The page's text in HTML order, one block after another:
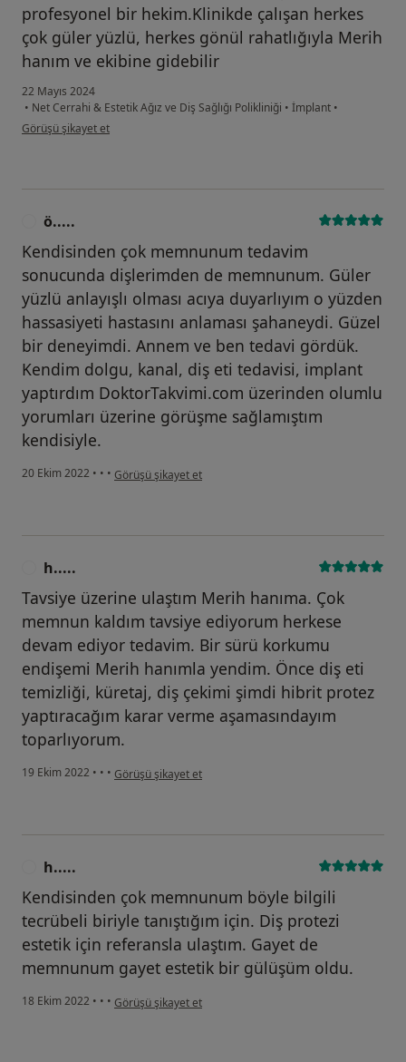
profesyonel bir hekim.Klinikde çalışan herkes
çok güler yüzlü, herkes gönül rahatlığıyla Merih
hanım ve ekibine gidebilir
22 Mayıs 2024
• Net Cerrahi & Estetik Ağız ve Diş Sağlığı Polikliniği • İmplant •
kullanıcının görüşüne göre b....z
Görüşü şikayet et
ö.....
Kendisinden çok memnunum tedavim
sonucunda dişlerimden de memnunum. Güler
yüzlü anlayışlı olması acıya duyarlıyım o yüzden
hassasiyeti hastasını anlaması şahaneydi. Güzel
bir deneyimdi. Annem ve ben tedavi gördük.
Kendim dolgu, kanal, diş eti tedavisi, implant
yaptırdım DoktorTakvimi.com üzerinden olumlu
yorumları üzerine görüşme sağlamıştım
kendisiyle.
20 Ekim 2022 • • • kullanıcının görüşüne göre ö.....
Görüşü şikayet et
h.....
Tavsiye üzerine ulaştım Merih hanıma. Çok
memnun kaldım tavsiye ediyorum herkese
devam ediyor tedavim. Bir sürü korkumu
endişemi Merih hanımla yendim. Önce diş eti
temizliği, küretaj, diş çekimi şimdi hibrit protez
yaptıracağım karar verme aşamasındayım
toparlıyorum.
19 Ekim 2022 • • • kullanıcının görüşüne göre h.....
Görüşü şikayet et
h.....
Kendisinden çok memnunum böyle bilgili
tecrübeli biriyle tanıştığım için. Diş protezi
estetik için referansla ulaştım. Gayet de
memnunum gayet estetik bir gülüşüm oldu.
18 Ekim 2022 • • • kullanıcının görüşüne göre h.....
Görüşü şikayet et